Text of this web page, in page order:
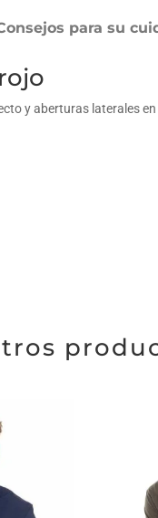
para su
y aberturas laterales en